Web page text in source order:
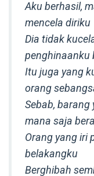
Aku berhasil,
mencela diriku
Dia tidak
penghinaanku
Itu juga yang
orang
Sebab,
mana saja
Orang yang iri
belakangku
Berghibah